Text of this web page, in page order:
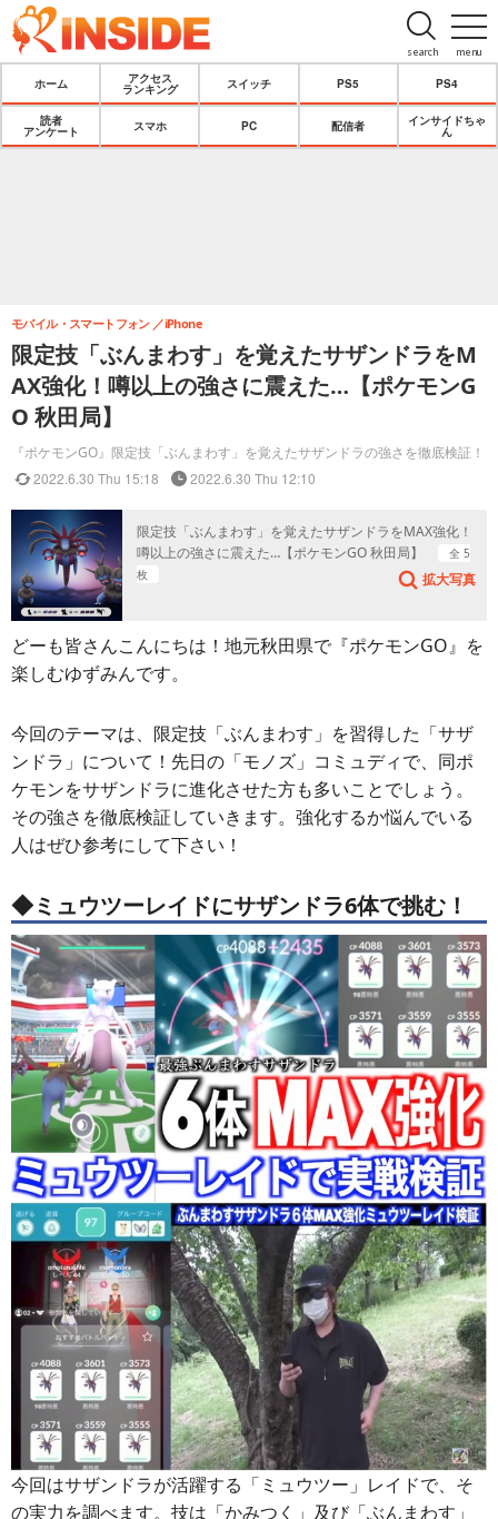
menu
search
ホーム
アクセス
ランキング
スイッチ PS5 PS4
読者
アンケート
スマホ PC 配信者
インサイドちゃ
ん
限定技「ぶんまわす」を覚えたサザンドラをM
AX強化！噂以上の強さに震えた…【ポケモンG
O 秋田局】
『ポケモンGO』限定技「ぶんまわす」を覚えたサザンドラの強さを徹底検証！
モバイル・スマートフォン iPhone
2022.6.30 Thu 15:18 2022.6.30 Thu 12:10
シェア ポスト 送る
限定技「ぶんまわす」を覚えたサザンドラをMAX強化！
楽しむゆずみんです。
今回のテーマは、限定技「ぶんまわす」を習得した「サザ
ンドラ」について！先日の「モノズ」コミュディで、同ポ
ケモンをサザンドラに進化させた方も多いことでしょう。
人はぜひ参考にして下さい！
◆ミュウツーレイドにサザンドラ6体で挑む！